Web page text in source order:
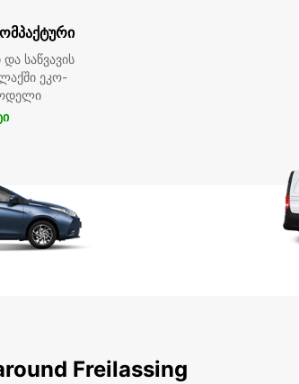
საწვავის
ეკო-
Freilassing